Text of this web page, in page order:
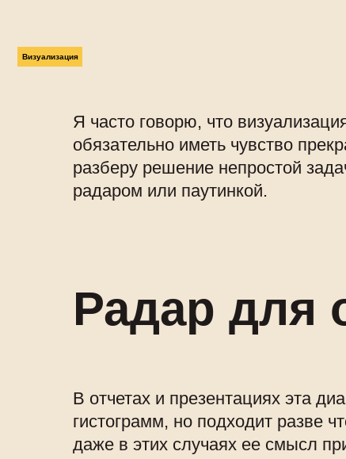
Визуализация
Я часто говорю, что
обязательно иметь чувство
разберу решение непростой
радаром или паутинкой.
Радар для
В отчетах и презентациях эта
гистограмм, но подходит разве
даже в этих случаях ее смысл